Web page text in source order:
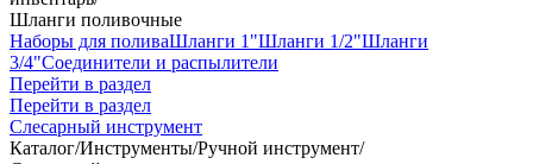
Шланги поливочные
Наборы для поливаШланги 1"Шланги 1/2"Шланги
3/4"Соединители и распылители
Перейти в раздел
Перейти в раздел
Слесарный инструмент
Каталог/Инструменты/Ручной инструмент/